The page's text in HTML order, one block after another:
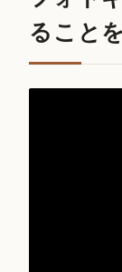
ること